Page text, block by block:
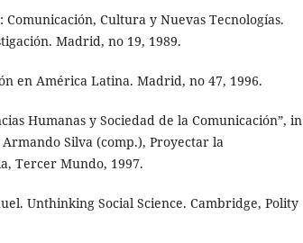
Comunicación, Cultura y Nuevas Tecnologías.
Madrid, no 19, 1989.
en América Latina. Madrid, no 47, 1996.
Humanas y Sociedad de la Comunicación”, in
Silva (comp.), Proyectar la
Tercer Mundo, 1997.
Unthinking Social Science. Cambridge, Polity